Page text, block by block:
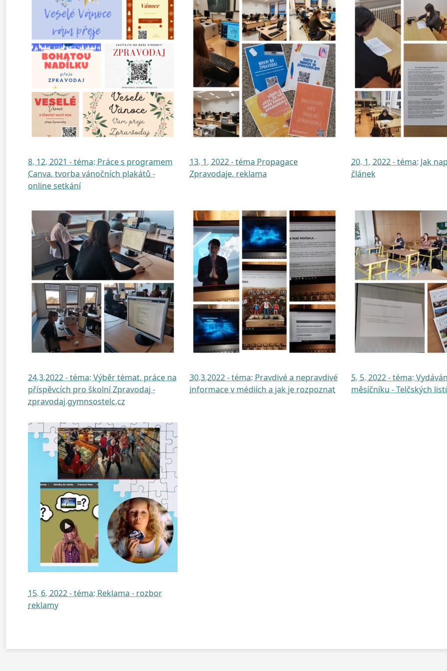
8. 12. 2021 - téma: Práce s programem
Canva, tvorba vánočních plakátů -
online setkání
13. 1. 2022 - téma Propagace
Zpravodaje, reklama
20. 1. 2022 - téma: Jak
článek
24.3.2022 - téma: Výběr témat, práce na
příspěvcích pro školní Zpravodaj -
zpravodaj.gymnsostelc.cz
30.3.2022 - téma: Pravdivé a nepravdivé
informace v médiích a jak je rozpoznat
5. 5. 2022 - téma:
měsíčníku - Telčských
15. 6. 2022 - téma: Reklama - rozbor
reklamy